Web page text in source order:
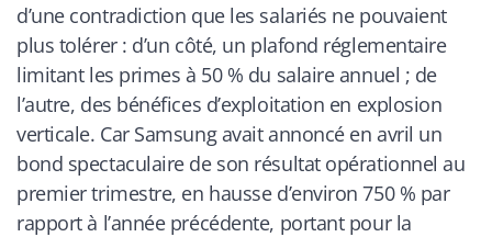
d’une contradiction que les salariés ne pouvaient
plus tolérer : d’un côté, un plafond réglementaire
limitant les primes à 50 % du salaire annuel ; de
l’autre, des bénéfices d’exploitation en explosion
verticale. Car Samsung avait annoncé en avril un
bond spectaculaire de son résultat opérationnel au
premier trimestre, en hausse d’environ 750 % par
rapport à l’année précédente, portant pour la